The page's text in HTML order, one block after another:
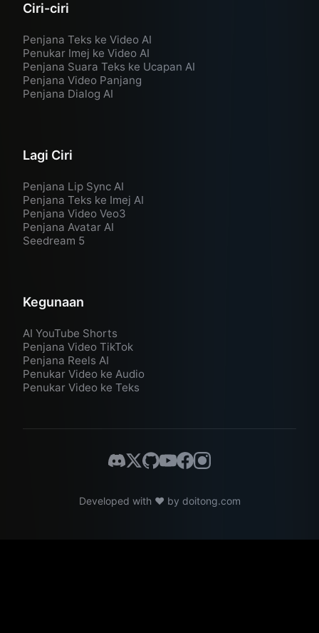
Ciri-ciri
Penjana Teks ke Video AI
Penukar Imej ke Video AI
Penjana Suara Teks ke Ucapan AI
Penjana Video Panjang
Penjana Dialog AI
Lagi Ciri
Penjana Lip Sync AI
Penjana Teks ke Imej AI
Penjana Video Veo3
Penjana Avatar AI
Seedream 5
Kegunaan
AI YouTube Shorts
Penjana Video TikTok
Penjana Reels AI
Penukar Video ke Audio
Penukar Video ke Teks
Developed with ❤️ by doitong.com